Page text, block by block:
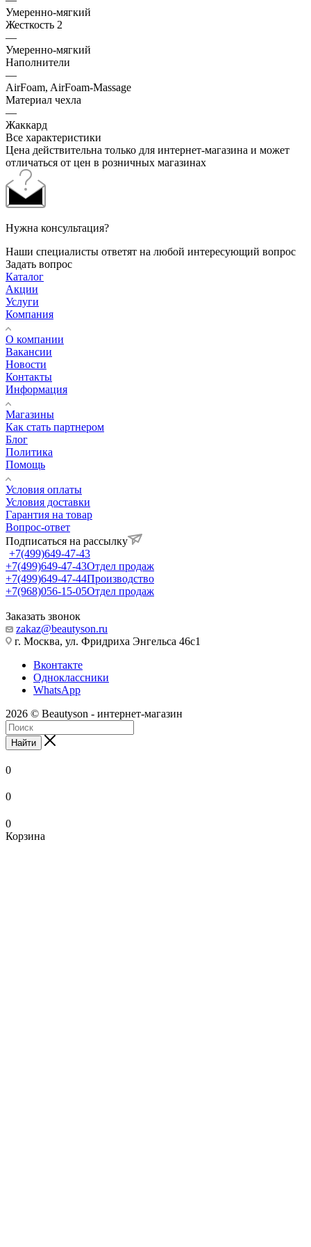
Умеренно-мягкий
Жесткость 2
—
Умеренно-мягкий
Наполнители
—
AirFoam, AirFoam-Massage
Материал чехла
—
Жаккард
Все характеристики
Цена действительна только для интернет-магазина и может
отличаться от цен в розничных магазинах
Нужна консультация?
Наши специалисты ответят на любой интересующий вопрос
Задать вопрос
Каталог
Акции
Услуги
Компания
О компании
Вакансии
Новости
Контакты
Информация
Магазины
Как стать партнером
Блог
Политика
Помощь
Условия оплаты
Условия доставки
Гарантия на товар
Вопрос-ответ
Подписаться на рассылку
+7(499)649-47-43
+7(499)649-47-43Отдел продаж
+7(499)649-47-44Производство
+7(968)056-15-05Отдел продаж
Заказать звонок
zakaz@beautyson.ru
г. Москва, ул. Фридриха Энгельса 46с1
Вконтакте
Одноклассники
WhatsApp
2026 © Beautyson - интернет-магазин
Найти
0
0
0
Корзина